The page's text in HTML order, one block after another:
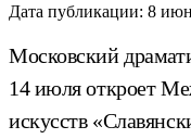
Дата публикации: 8
Московский
14 июля откроет
искусств